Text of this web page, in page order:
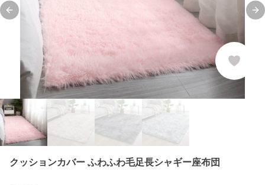
Previous slide
クッションカバー ふわふわ毛足長シャギー座布団